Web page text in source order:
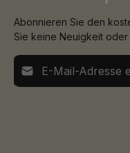
Abonnieren Sie den
Sie keine Neuigkeit oder
E-Mail-Adresse*